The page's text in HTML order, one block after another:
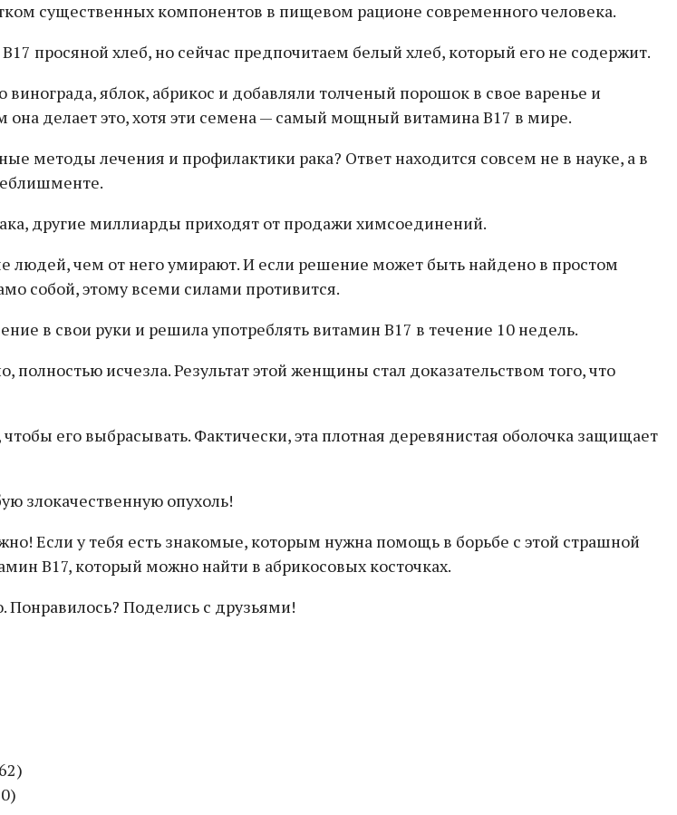
существенных компонентов в пищевом рационе современного человека.
просяной хлеб, но сейчас предпочитаем белый хлеб, который его не содержит.
яблок, абрикос и добавляли толченый порошок в свое варенье и
делает это, хотя эти семена — самый мощный витамина В17 в мире.
методы лечения и профилактики рака? Ответ находится совсем не в науке, а в
другие миллиарды приходят от продажи химсоединений.
людей, чем от него умирают. И если решение может быть найдено в простом
собой, этому всеми силами противится.
в свои руки и решила употреблять витамин B17 в течение 10 недель.
исчезла. Результат этой женщины стал доказательством того, что
его выбрасывать. Фактически, эта плотная деревянистая оболочка защищает
Если у тебя есть знакомые, которым нужна помощь в борьбе с этой страшной
B17, который можно найти в абрикосовых косточках.
Понравилось? Пoдeлиcь с друзьями!